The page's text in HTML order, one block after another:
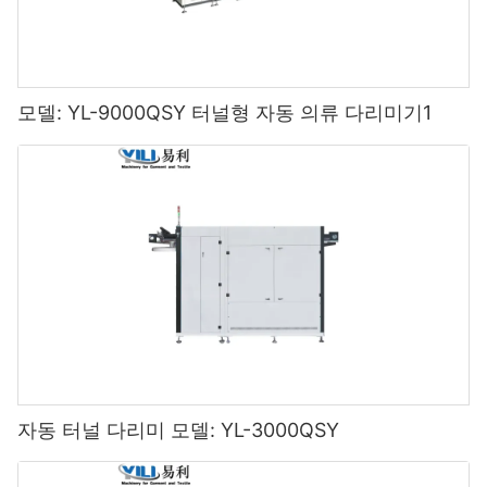
모델: YL-9000QSY 터널형 자동 의류 다리미기1
자동 터널 다리미 모델: YL-3000QSY